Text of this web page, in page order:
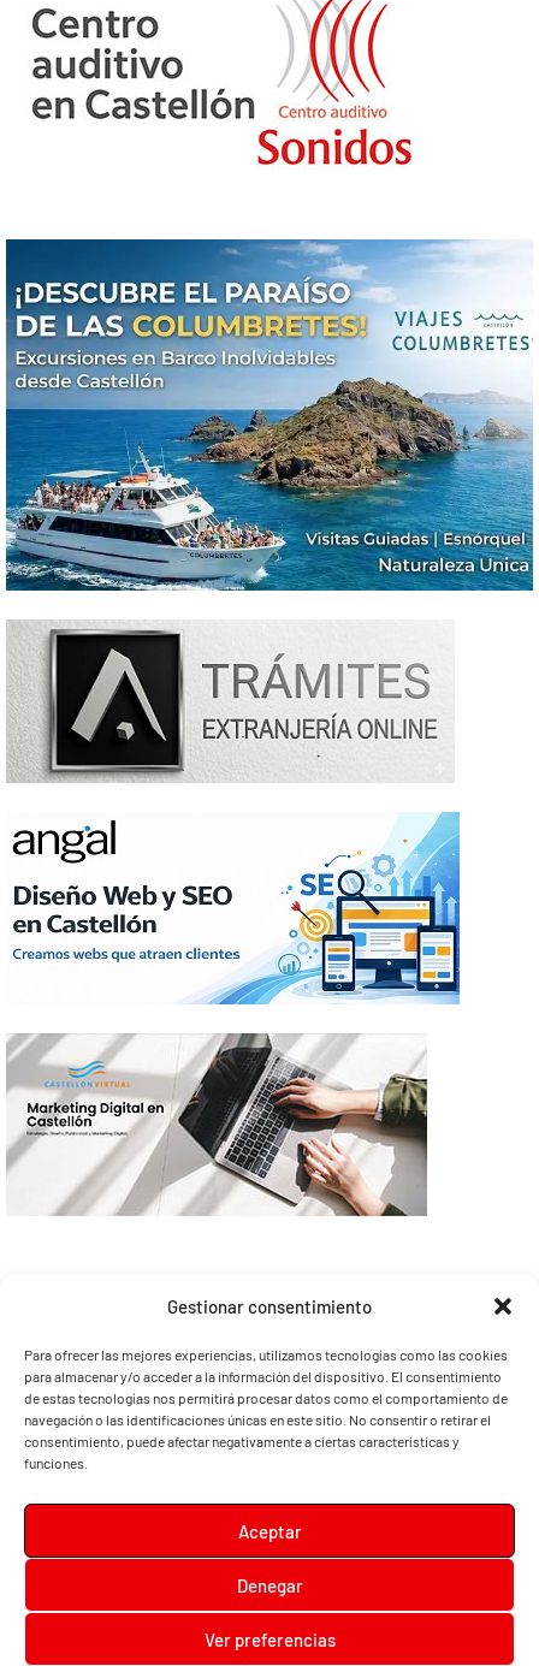
Gestionar consentimiento
Para ofrecer las mejores experiencias, utilizamos tecnologías como las cookies
para almacenar y/o acceder a la información del dispositivo. El consentimiento
de estas tecnologías nos permitirá procesar datos como el comportamiento de
navegación o las identificaciones únicas en este sitio. No consentir o retirar el
consentimiento, puede afectar negativamente a ciertas características y
funciones.
Aceptar
Denegar
Ver preferencias
Diari la Terreta
, un diario digital en el que podrás encontrar noticias de toda la